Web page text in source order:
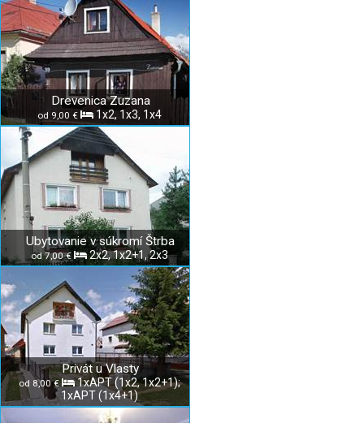
Drevenica Zuzana
od 9,00 € 1x2, 1x3, 1x4
Ubytovanie v súkromí Štrba
od 7,00 € 2x2, 1x2+1, 2x3
Privát u Vlasty
od 8,00 €
1xAPT (1x2, 1x2+1);
1xAPT (1x4+1)